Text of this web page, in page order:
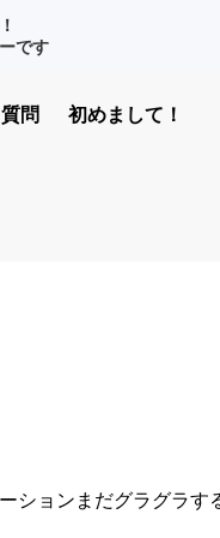
です
質問 初めまして！
ションまだグラグラす